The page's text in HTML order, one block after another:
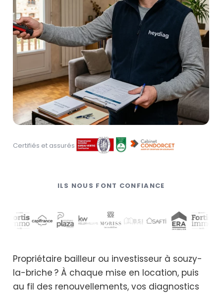
Certifiés et assurés
ILS NOUS FONT CONFIANCE
Propriétaire bailleur ou investisseur à souzy-
la-briche ? À chaque mise en location, puis
au fil des renouvellements, vos diagnostics